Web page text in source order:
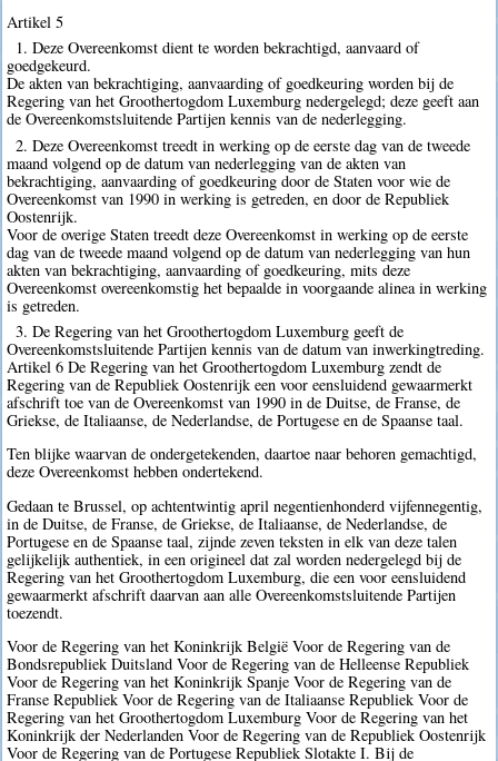
Artikel 5
1. Deze Overeenkomst dient te worden bekrachtigd, aanvaard of
goedgekeurd.
De akten van bekrachtiging, aanvaarding of goedkeuring worden bij de
Regering van het Groothertogdom Luxemburg nedergelegd; deze geeft aan
de Overeenkomstsluitende Partijen kennis van de nederlegging.
2. Deze Overeenkomst treedt in werking op de eerste dag van de tweede
maand volgend op de datum van nederlegging van de akten van
bekrachtiging, aanvaarding of goedkeuring door de Staten voor wie de
Overeenkomst van 1990 in werking is getreden, en door de Republiek
Oostenrijk.
Voor de overige Staten treedt deze Overeenkomst in werking op de eerste
dag van de tweede maand volgend op de datum van nederlegging van hun
akten van bekrachtiging, aanvaarding of goedkeuring, mits deze
Overeenkomst overeenkomstig het bepaalde in voorgaande alinea in werking
is getreden.
3. De Regering van het Groothertogdom Luxemburg geeft de
Overeenkomstsluitende Partijen kennis van de datum van inwerkingtreding.
Artikel 6 De Regering van het Groothertogdom Luxemburg zendt de
Regering van de Republiek Oostenrijk een voor eensluidend gewaarmerkt
afschrift toe van de Overeenkomst van 1990 in de Duitse, de Franse, de
Griekse, de Italiaanse, de Nederlandse, de Portugese en de Spaanse taal.
Ten blijke waarvan de ondergetekenden, daartoe naar behoren gemachtigd,
deze Overeenkomst hebben ondertekend.
Gedaan te Brussel, op achtentwintig april negentienhonderd vijfennegentig,
in de Duitse, de Franse, de Griekse, de Italiaanse, de Nederlandse, de
Portugese en de Spaanse taal, zijnde zeven teksten in elk van deze talen
gelijkelijk authentiek, in een origineel dat zal worden nedergelegd bij de
Regering van het Groothertogdom Luxemburg, die een voor eensluidend
gewaarmerkt afschrift daarvan aan alle Overeenkomstsluitende Partijen
toezendt.
Voor de Regering van het Koninkrijk België Voor de Regering van de
Bondsrepubliek Duitsland Voor de Regering van de Helleense Republiek
Voor de Regering van het Koninkrijk Spanje Voor de Regering van de
Franse Republiek Voor de Regering van de Italiaanse Republiek Voor de
Regering van het Groothertogdom Luxemburg Voor de Regering van het
Koninkrijk der Nederlanden Voor de Regering van de Republiek Oostenrijk
Voor de Regering van de Portugese Republiek Slotakte I. Bij de